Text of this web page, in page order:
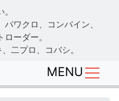
ワクロ、コンバイン、
ーダー。
二プロ、コバシ。
MENU